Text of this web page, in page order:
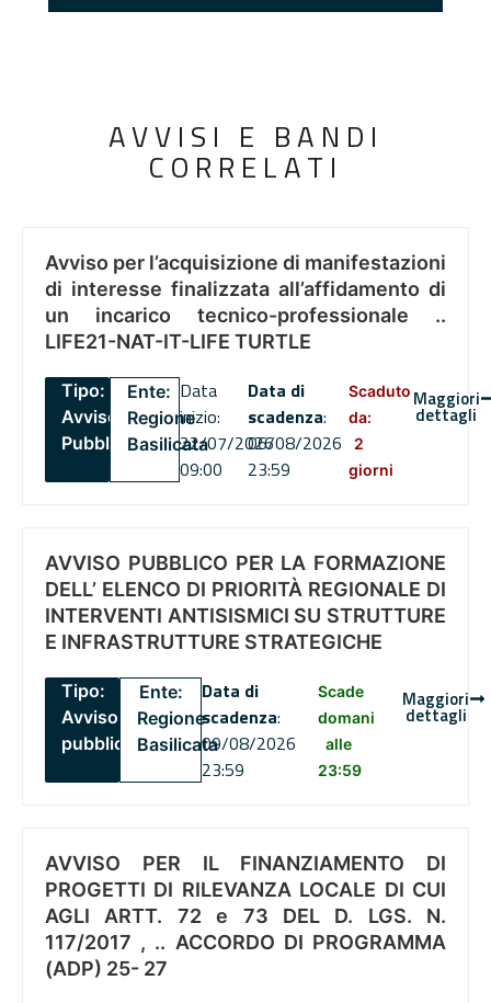
AVVISI E BANDI
CORRELATI
Avviso per l’acquisizione di manifestazioni
di interesse finalizzata all’affidamento di
un incarico tecnico-professionale ..
LIFE21-NAT-IT-LIFE TURTLE
Tipo:
Avviso
Pubblico
Ente:
Regione
Basilicata
Data
inizio:
22/07/2026
09:00
Data di
scadenza:
06/08/2026
23:59
Scaduto
da:
2
giorni
Maggiori
dettagli
AVVISO PUBBLICO PER LA FORMAZIONE
DELL’ ELENCO DI PRIORITÀ REGIONALE DI
INTERVENTI ANTISISMICI SU STRUTTURE
E INFRASTRUTTURE STRATEGICHE
Tipo:
Avviso
pubblico
Ente:
Regione
Basilicata
Data di
scadenza:
09/08/2026
23:59
Scade
domani
alle
23:59
Maggiori
dettagli
AVVISO PER IL FINANZIAMENTO DI
PROGETTI DI RILEVANZA LOCALE DI CUI
AGLI ARTT. 72 e 73 DEL D. LGS. N.
117/2017 , .. ACCORDO DI PROGRAMMA
(ADP) 25- 27